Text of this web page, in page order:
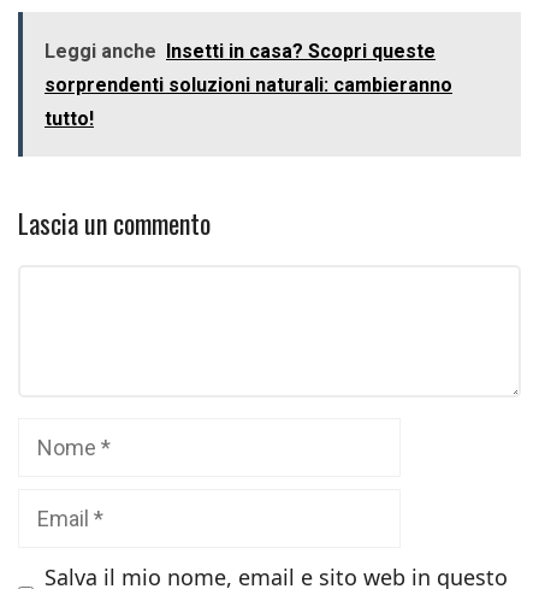
Leggi anche Insetti in casa? Scopri queste
sorprendenti soluzioni naturali: cambieranno
tutto!
Lascia un commento
Salva il mio nome, email e sito web in questo